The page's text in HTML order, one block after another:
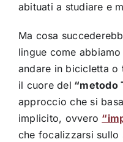
abituati a studiare e
Ma cosa
lingue come
andare in bicicletta o
il cuore del “metodo
approccio che si
implicito, ovvero
che focalizzarsi sullo